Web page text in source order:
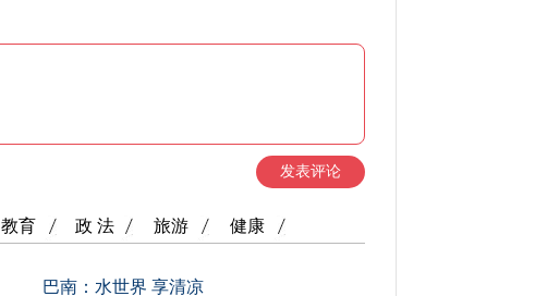
发表评论
教育 政 法 旅游 健康
巴南：水世界 享清凉